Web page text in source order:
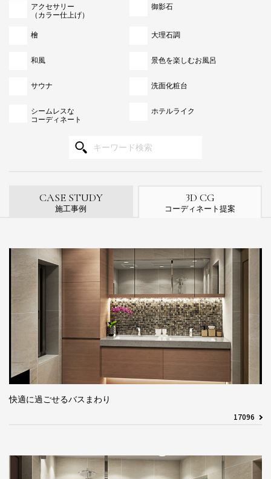
アクセサリー
（カラー仕上げ）
御影石
檜 大理石調
和風 景色を楽しむお風呂
サウナ 洗面化粧台
シームレスな
コーディネート
ホテルライク
CASE STUDY
施工事例
3D CG
コーディネート提案
快適に過ごせるバスまわり
17096